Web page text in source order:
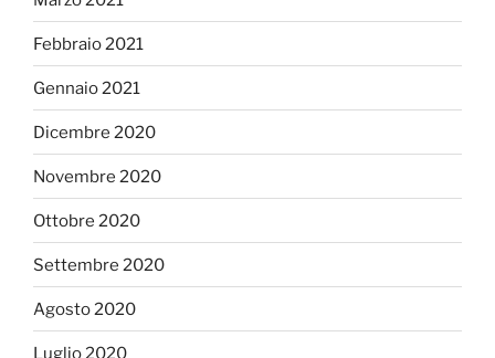
Febbraio 2021
Gennaio 2021
Dicembre 2020
Novembre 2020
Ottobre 2020
Settembre 2020
Agosto 2020
Luglio 2020